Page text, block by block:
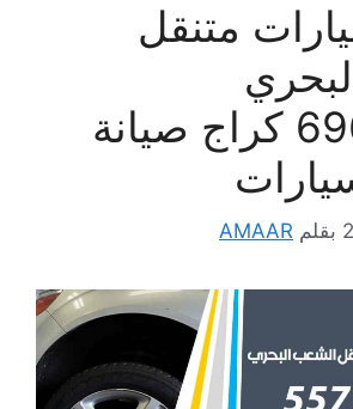
متنقل
69622745 كراج صيانة
بقلم AMAAR